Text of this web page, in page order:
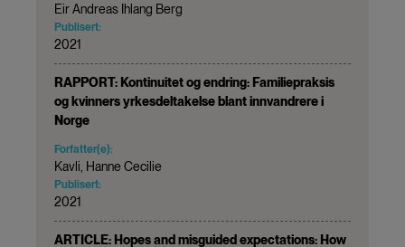
Eir Andreas Ihlang Berg
Publisert:
2021
RAPPORT: Kontinuitet og endring: Familiepraksis
og kvinners yrkesdeltakelse blant innvandrere i
Norge
Forfatter(e):
Kavli, Hanne Cecilie
Publisert:
2021
ARTICLE: Hopes and misguided expectations: How